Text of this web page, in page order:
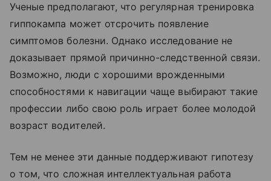
Ученые предполагают, что регулярная тренировка
гиппокампа может отсрочить появление
симптомов болезни. Однако исследование не
доказывает прямой причинно-следственной связи.
Возможно, люди с хорошими врожденными
способностями к навигации чаще выбирают такие
профессии либо свою роль играет более молодой
возраст водителей.
Тем не менее эти данные поддерживают гипотезу
о том, что сложная интеллектуальная работа